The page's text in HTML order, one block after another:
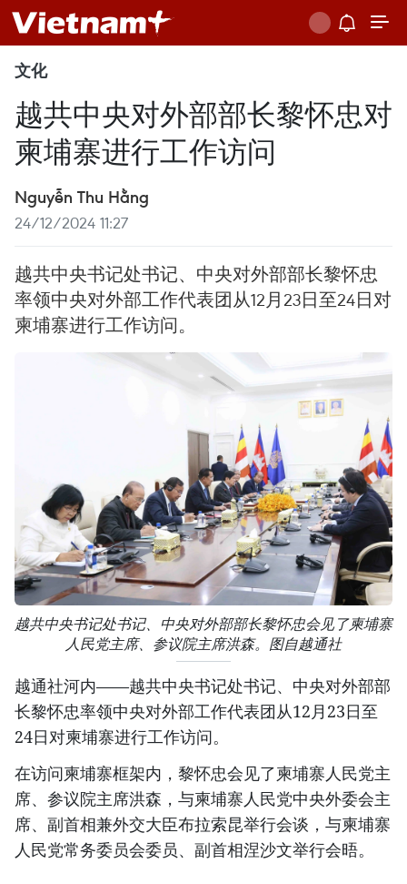
文化
越共中央对外部部长黎怀忠对
柬埔寨进行工作访问
Nguyễn Thu Hằng
24/12/2024 11:27
越共中央书记处书记、中央对外部部长黎怀忠
率领中央对外部工作代表团从12月23日至24日对
柬埔寨进行工作访问。
越共中央书记处书记、中央对外部部长黎怀忠会见了柬埔寨
人民党主席、参议院主席洪森。图自越通社
越通社河内——越共中央书记处书记、中央对外部部
长黎怀忠率领中央对外部工作代表团从12月23日至
24日对柬埔寨进行工作访问。
在访问柬埔寨框架内，黎怀忠会见了柬埔寨人民党主
席、参议院主席洪森，与柬埔寨人民党中央外委会主
席、副首相兼外交大臣布拉索昆举行会谈，与柬埔寨
人民党常务委员会委员、副首相涅沙文举行会晤。